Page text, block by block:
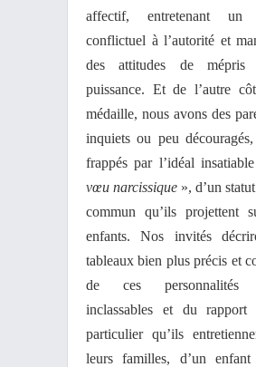
affectif, entretenant un
conflictuel à l’autorité et
des attitudes de
puissance. Et de l’autre
médaille, nous avons des
inquiets ou peu
frappés par l’idéal
vœu narcissique », d’un
commun qu’ils projettent
enfants. Nos invités
tableaux bien plus précis et
de ces personnalités
inclassables et du rapport
particulier qu’ils
leurs familles, d’un